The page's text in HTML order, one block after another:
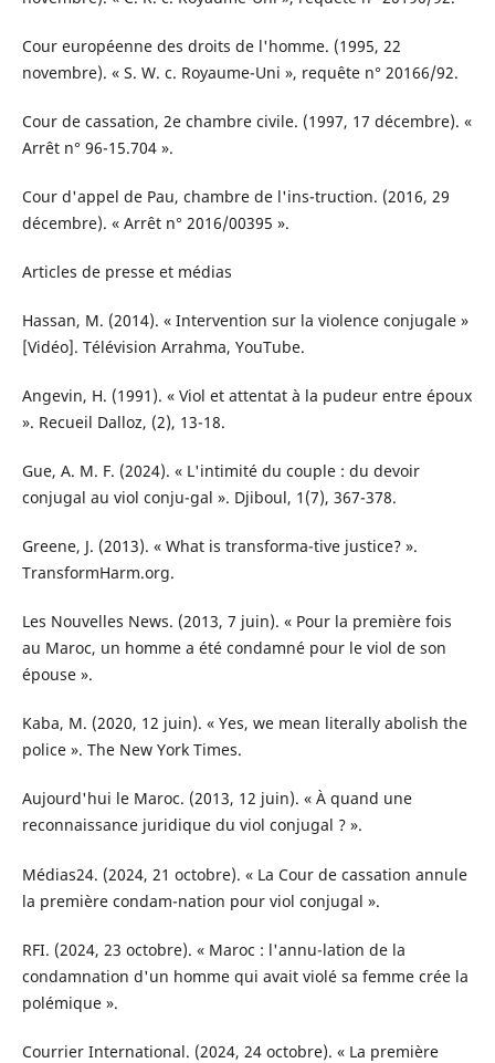
Cour européenne des droits de l'homme. (1995, 22
novembre). « S. W. c. Royaume-Uni », requête n° 20166/92.
Cour de cassation, 2e chambre civile. (1997, 17 décembre). «
Arrêt n° 96-15.704 ».
Cour d'appel de Pau, chambre de l'ins-truction. (2016, 29
décembre). « Arrêt n° 2016/00395 ».
Articles de presse et médias
Hassan, M. (2014). « Intervention sur la violence conjugale »
[Vidéo]. Télévision Arrahma, YouTube.
Angevin, H. (1991). « Viol et attentat à la pudeur entre époux
». Recueil Dalloz, (2), 13-18.
Gue, A. M. F. (2024). « L'intimité du couple : du devoir
conjugal au viol conju-gal ». Djiboul, 1(7), 367-378.
Greene, J. (2013). « What is transforma-tive justice? ».
TransformHarm.org.
Les Nouvelles News. (2013, 7 juin). « Pour la première fois
au Maroc, un homme a été condamné pour le viol de son
épouse ».
Kaba, M. (2020, 12 juin). « Yes, we mean literally abolish the
police ». The New York Times.
Aujourd'hui le Maroc. (2013, 12 juin). « À quand une
reconnaissance juridique du viol conjugal ? ».
Médias24. (2024, 21 octobre). « La Cour de cassation annule
la première condam-nation pour viol conjugal ».
RFI. (2024, 23 octobre). « Maroc : l'annu-lation de la
condamnation d'un homme qui avait violé sa femme crée la
polémique ».
Courrier International. (2024, 24 octobre). « La première